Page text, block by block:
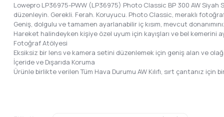
Lowepro LP36975-PWW (LP36975) Photo Classic BP 300 AW
düzenleyin. Gerekli. Ferah. Koruyucu. Photo Classic, meraklı
Geniş, dolgulu ve tamamen ayarlanabilir iç kısım, mevcut
Hareket halindeyken kişiye özel uyum için kayışları ve bel kemerini
Fotoğraf Atölyesi
Eksiksiz bir lens ve kamera setini düzenlemek için geniş alan ve
İçeride ve Dışarıda Koruma
Ürünle birlikte verilen Tüm Hava Durumu AW Kılıfı, sırt çantanız